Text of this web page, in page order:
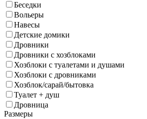
Беседки
Вольеры
Навесы
Детские домики
Дровники
Дровники с хозблоками
Хозблоки с туалетами и душами
Хозблоки с дровниками
Хозблок/сарай/бытовка
Туалет + душ
Дровница
Размеры